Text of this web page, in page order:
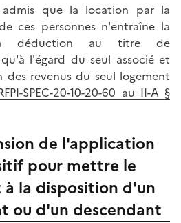
que la location par la
ces personnes n'entraîne la
déduction au titre de
l'égard du seul associé et
revenus du seul logement
SPEC-20-10-20-60 au II-A §
de l'application
pour mettre le
à la disposition d'un
ou d'un descendant